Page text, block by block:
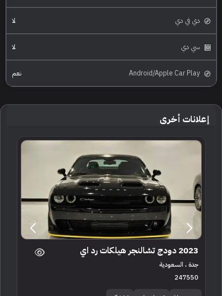
دي في دي لا
سي دي لا
Android/Apple Car Play نعم
إعلانات أخرى
2023 دودج تشالنجر هيلكات رد اي
جدة ، السعودية
247550